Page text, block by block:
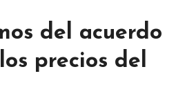
del acuerdo
precios del